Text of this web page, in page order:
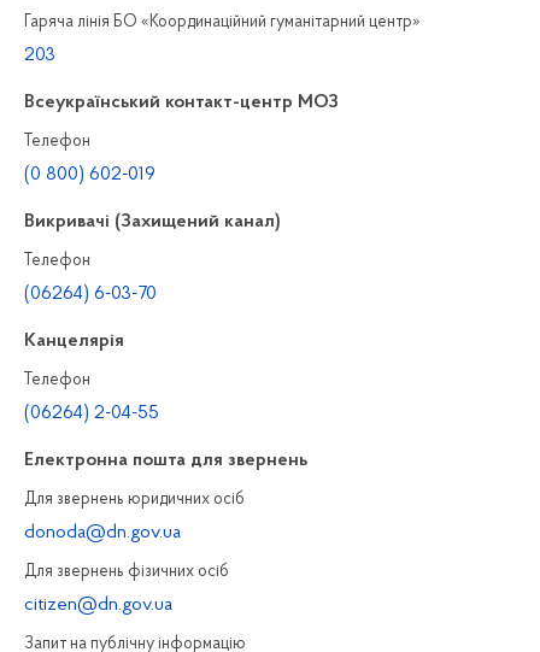
Гаряча лінія БО «Координаційний гуманітарний центр»
203
Всеукраїнський контакт-центр МОЗ
Телефон
(0 800) 602-019
Викривачі (Захищений канал)
Телефон
(06264) 6-03-70
Канцелярiя
Телефон
(06264) 2-04-55
Електронна пошта для звернень
Для звернень юридичних осiб
donoda@dn.gov.ua
Для звернень фізичних осiб
citizen@dn.gov.ua
Запит на публiчну інформацiю